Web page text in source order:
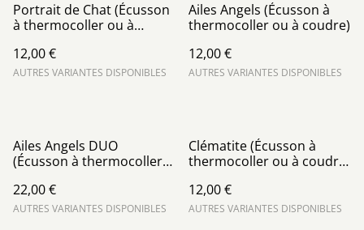
Portrait de Chat (Écusson
à thermocoller ou à
12,00 €
AUTRES VARIANTES DISPONIBLES
Ailes Angels (Écusson à
thermocoller ou à coudre)
12,00 €
AUTRES VARIANTES DISPONIBLES
Ailes Angels DUO
(Écusson à thermocoller
22,00 €
AUTRES VARIANTES DISPONIBLES
Clématite (Écusson à
thermocoller ou à coudre)
12,00 €
AUTRES VARIANTES DISPONIBLES